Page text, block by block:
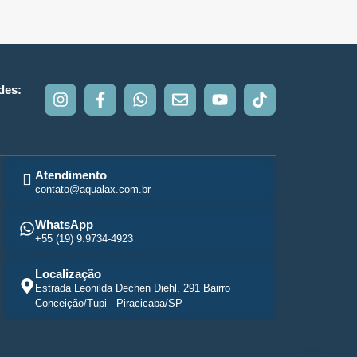
Atendimento
contato@aqualax.com.br
WhatsApp
+55 (19) 9.9734-4923
Localização
Estrada Leonilda Dechen Diehl, 291 Bairro
Conceição/Tupi - Piracicaba/SP